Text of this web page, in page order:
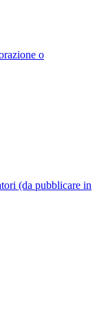
o
(da pubblicare in